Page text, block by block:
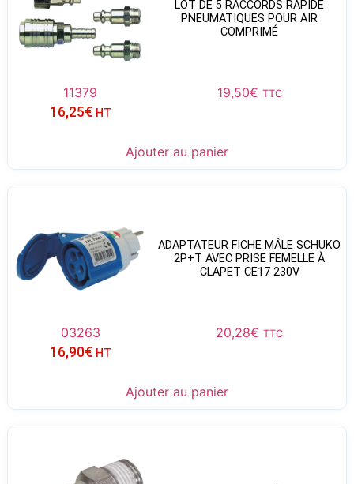
LOT DE 5 RACCORDS RAPIDE
PNEUMATIQUES POUR AIR
COMPRIMÉ
11379 19,50€ TTC
16,25€ HT
Ajouter au panier
ADAPTATEUR FICHE MÂLE SCHUKO
2P+T AVEC PRISE FEMELLE À
CLAPET CE17 230V
03263 20,28€ TTC
16,90€ HT
Ajouter au panier